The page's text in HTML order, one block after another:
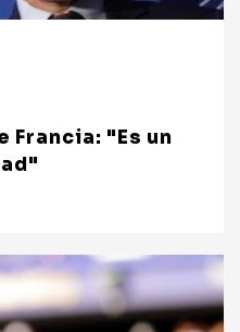
Francia: "Es un